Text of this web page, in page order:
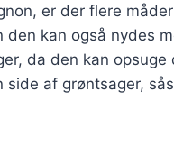
er der flere
kan også nydes
da den kan
af grøntsager,